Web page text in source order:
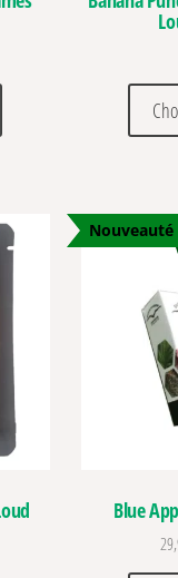
Ce produit a plusieurs
Nouveauté
Blue